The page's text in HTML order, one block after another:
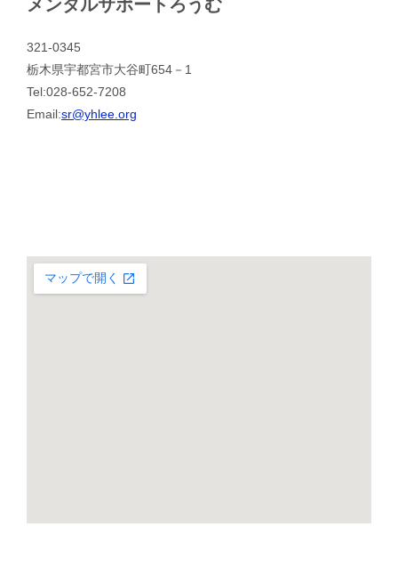
メンタルサポートろうむ
321-0345
栃木県宇都宮市大谷町654－1
Tel:028-652-7208
Email:sr@yhlee.org